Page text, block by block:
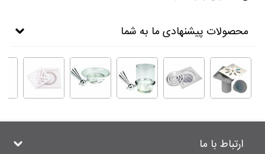
محصولات پیشنهادی ما به شما
ارتباط با ما